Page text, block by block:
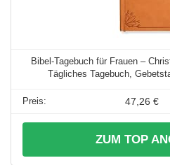
Bibel-Tagebuch für Frauen –
Tägliches Tagebuch,
47,26 €
ZUM TOP